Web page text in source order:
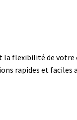
flexibilité de votre
rapides et faciles